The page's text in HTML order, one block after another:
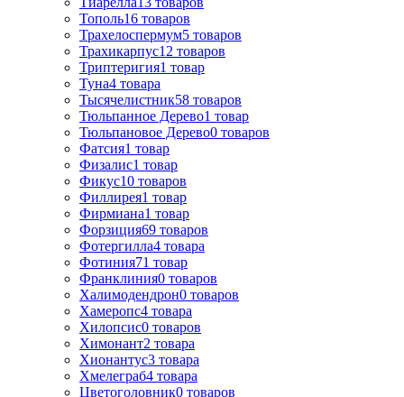
Тополь16 товаров
Трахелоспермум5 товаров
Трахикарпус12 товаров
Триптеригия1 товар
Туна4 товара
Тысячелистник58 товаров
Тюльпанное Дерево1 товар
Тюльпановое Дерево0 товаров
Фатсия1 товар
Физалис1 товар
Фикус10 товаров
Филлирея1 товар
Фирмиана1 товар
Форзиция69 товаров
Фотергилла4 товара
Фотиния71 товар
Франклиния0 товаров
Халимодендрон0 товаров
Хамеропс4 товара
Хилопсис0 товаров
Химонант2 товара
Хионантус3 товара
Хмелеграб4 товара
Цветоголовник0 товаров